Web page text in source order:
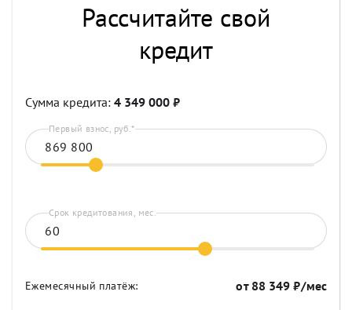
Рассчитайте свой
кредит
Сумма кредита: 4 349 000 ₽
Первый взнос, руб.*
Срок кредитования, мес.
Ежемесячный платёж: от 88 349 ₽/мес